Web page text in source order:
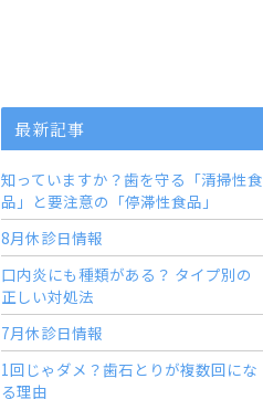
最新記事
知っていますか？歯を守る「清掃性食
品」と要注意の「停滞性食品」
8月休診日情報
口内炎にも種類がある？ タイプ別の
正しい対処法
7月休診日情報
1回じゃダメ？歯石とりが複数回にな
る理由